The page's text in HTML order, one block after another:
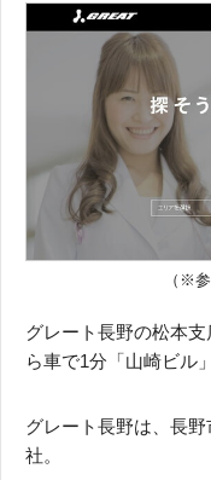
（※
グレート長野の松本
ら車で1分「山崎ビル
グレート長野は、長
社。